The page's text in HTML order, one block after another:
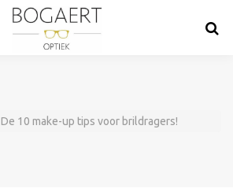
De 10 make-up tips voor brildragers!